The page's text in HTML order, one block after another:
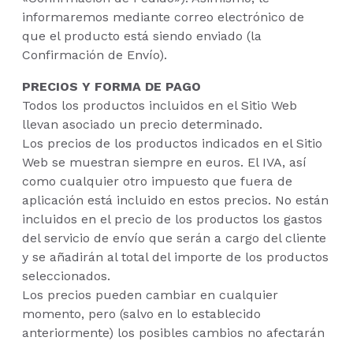
informaremos mediante correo electrónico de
que el producto está siendo enviado (la
Confirmación de Envío).
PRECIOS Y FORMA DE PAGO
Todos los productos incluidos en el Sitio Web
llevan asociado un precio determinado.
Los precios de los productos indicados en el Sitio
Web se muestran siempre en euros. El IVA, así
como cualquier otro impuesto que fuera de
aplicación está incluido en estos precios. No están
incluidos en el precio de los productos los gastos
del servicio de envío que serán a cargo del cliente
y se añadirán al total del importe de los productos
seleccionados.
Los precios pueden cambiar en cualquier
momento, pero (salvo en lo establecido
anteriormente) los posibles cambios no afectarán